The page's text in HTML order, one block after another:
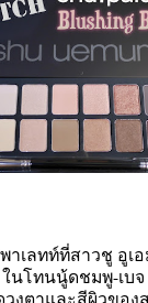
าเลทท์ที่สาวชู อูเ
นโทนนู้ดชมพู-เบจ
งตาและสีผิวของ